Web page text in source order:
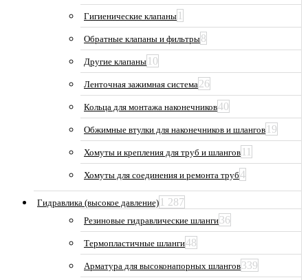
Гигиенические клапаны 1
Обратные клапаны и фильтры8
Другие клапаны 10
Ленточная зажимная система26
Кольца для монтажа наконечников40
Обжимные втулки для наконечников и шлангов 19
Хомуты и крепления для труб и шлангов 11
Хомуты для соединения и ремонта труб4
Гидравлика (высокое давление) 1 287
Резиновые гидравлические шланги36
Термопластичные шланги48
Арматура для высоконапорных шлангов339